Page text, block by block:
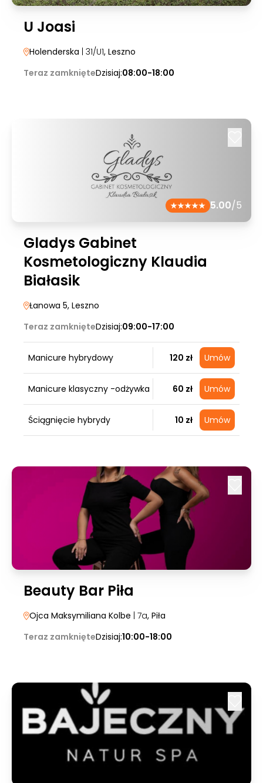
U Joasi
Holenderska | 31/U1, Leszno
Teraz zamknięteDzisiaj:08:00-18:00
5.00/5
Gladys Gabinet
Kosmetologiczny Klaudia
Białasik
Łanowa 5, Leszno
Teraz zamknięteDzisiaj:09:00-17:00
Manicure hybrydowy 120 zł Umów
Manicure klasyczny -odżywka 60 zł Umów
Ściągnięcie hybrydy 10 zł Umów
Beauty Bar Piła
Ojca Maksymiliana Kolbe | 7a, Piła
Teraz zamknięteDzisiaj:10:00-18:00